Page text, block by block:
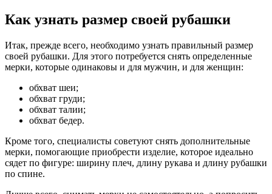
Как узнать размер своей рубашки
Итак, прежде всего, необходимо узнать правильный размер
своей рубашки. Для этого потребуется снять определенные
мерки, которые одинаковы и для мужчин, и для женщин:
обхват шеи;
обхват груди;
обхват талии;
обхват бедер.
Кроме того, специалисты советуют снять дополнительные
мерки, помогающие приобрести изделие, которое идеально
сядет по фигуре: ширину плеч, длину рукава и длину рубашки
по спине.